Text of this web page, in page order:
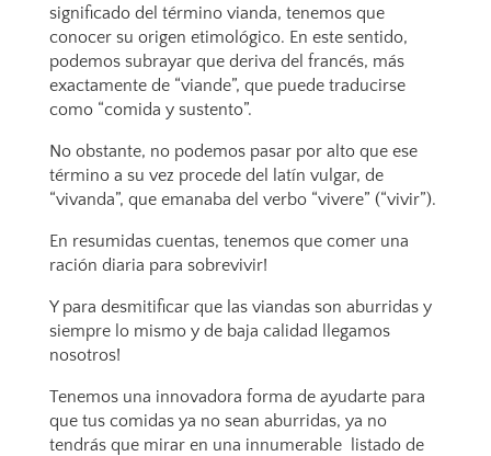
significado del término vianda, tenemos que
conocer su origen etimológico. En este sentido,
podemos subrayar que deriva del francés, más
exactamente de “viande”, que puede traducirse
como “comida y sustento”.
No obstante, no podemos pasar por alto que ese
término a su vez procede del latín vulgar, de
“vivanda”, que emanaba del verbo “vivere” (“vivir”).
En resumidas cuentas, tenemos que comer una
ración diaria para sobrevivir!
Y para desmitificar que las viandas son aburridas y
siempre lo mismo y de baja calidad llegamos
nosotros!
Tenemos una innovadora forma de ayudarte para
que tus comidas ya no sean aburridas, ya no
tendrás que mirar en una innumerable listado de